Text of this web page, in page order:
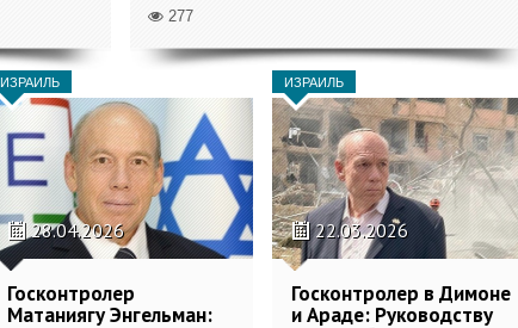
277
ИЗРАИЛЬ
28.04.2026
Госконтролер
Матаниягу Энгельман:
ИЗРАИЛЬ
22.03.2026
Госконтролер в Димоне
и Араде: Руководству